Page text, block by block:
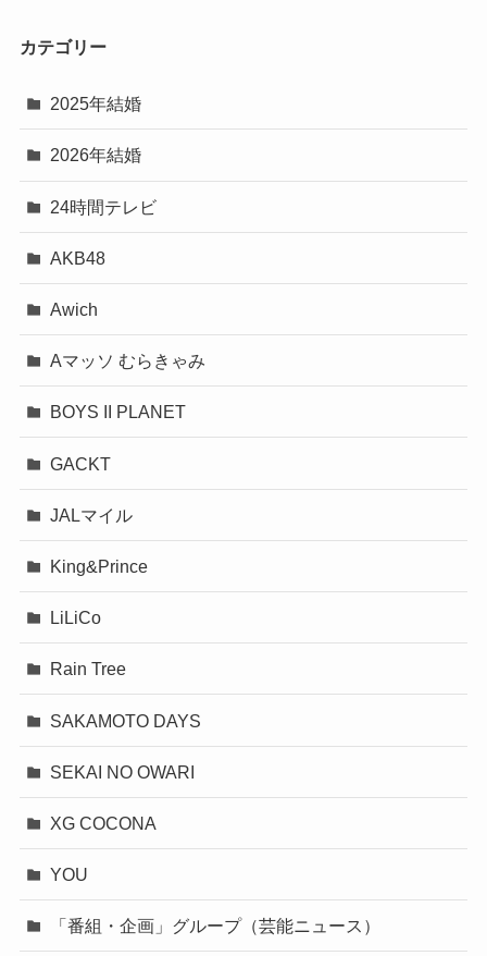
カテゴリー
2025年結婚
2026年結婚
24時間テレビ
AKB48
Awich
Aマッソ むらきゃみ
BOYS II PLANET
GACKT
JALマイル
King&Prince
LiLiCo
Rain Tree
SAKAMOTO DAYS
SEKAI NO OWARI
XG COCONA
YOU
「番組・企画」グループ（芸能ニュース）